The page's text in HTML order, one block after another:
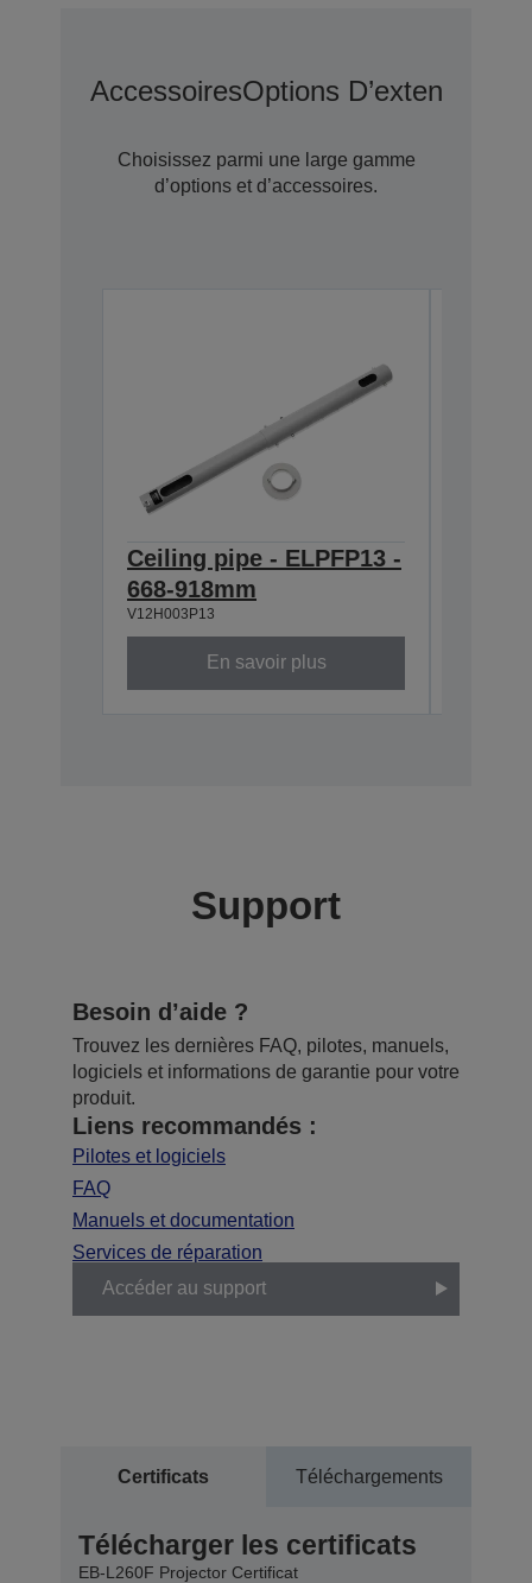
AccessoiresOptions D’extension
Choisissez parmi une large gamme
d’options et d’accessoires.
Ceiling pipe - ELPFP13 -
668-918mm
V12H003P13
En savoir plus
Support
Besoin d’aide ?
Trouvez les dernières FAQ, pilotes, manuels,
logiciels et informations de garantie pour votre
produit.
Liens recommandés :
Pilotes et logiciels
FAQ
Manuels et documentation
Services de réparation
Accéder au support
Certificats Téléchargements
Télécharger les certificats
EB-L260F Projector Certificat